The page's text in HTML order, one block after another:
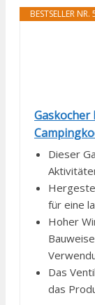
BESTSELLER NR.
Gaskocher
Dieser
für eine
Hoher
Das
das